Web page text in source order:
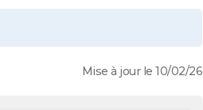
Mise à jour le 10/02/26